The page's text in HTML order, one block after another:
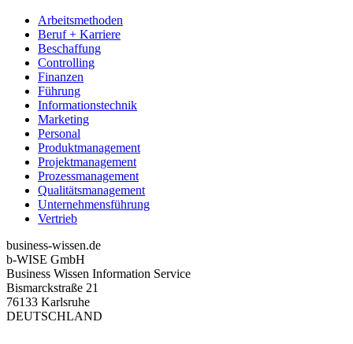
Arbeitsmethoden
Beruf + Karriere
Beschaffung
Controlling
Finanzen
Führung
Informationstechnik
Marketing
Personal
Produktmanagement
Projektmanagement
Prozessmanagement
Qualitätsmanagement
Unternehmensführung
Vertrieb
business-wissen.de
b-WISE GmbH
Business Wissen Information Service
Bismarckstraße 21
76133 Karlsruhe
DEUTSCHLAND